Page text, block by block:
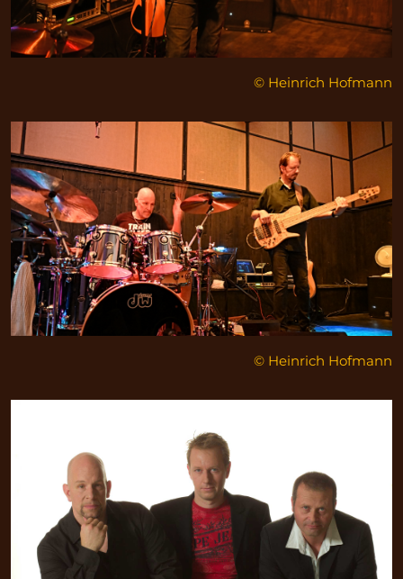
© Heinrich Hofmann
© Heinrich Hofmann